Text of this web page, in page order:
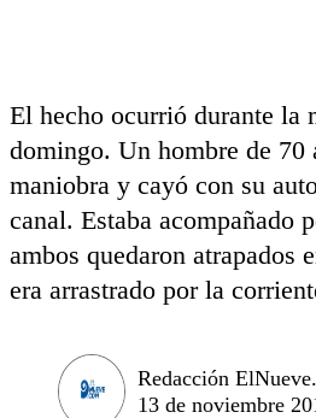
El hecho ocurrió durante la
domingo. Un hombre de 70
maniobra y cayó con su
canal. Estaba acompañado
ambos quedaron atrapados
era arrastrado por la
Redacción
13 de noviembre